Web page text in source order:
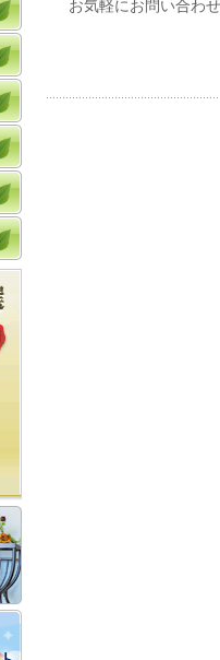
お気軽にお問い合わ